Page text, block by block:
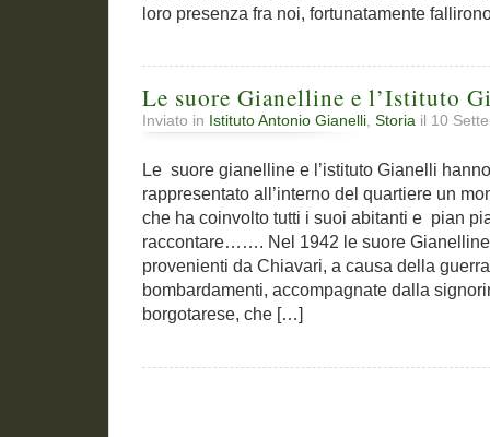
loro presenza fra noi, fortunatamente
Le suore Gianelline e l’Istituto
Inviato in Istituto Antonio Gianelli, Storia il 10
Le suore gianelline e l’istituto Gianelli
rappresentato all’interno del quartiere un
che ha coinvolto tutti i suoi abitanti e pian
raccontare……. Nel 1942 le suore
provenienti da Chiavari, a causa della
bombardamenti, accompagnate dalla
borgotarese, che […]